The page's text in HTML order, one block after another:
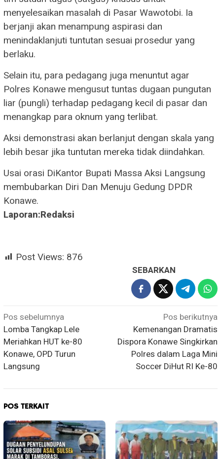
menyelesaikan masalah di Pasar Wawotobi. Ia
berjanji akan menampung aspirasi dan
menindaklanjuti tuntutan sesuai prosedur yang
berlaku.
Selain itu, para pedagang juga menuntut agar
Polres Konawe mengusut tuntas dugaan pungutan
liar (pungli) terhadap pedagang kecil di pasar dan
menangkap para oknum yang terlibat.
Aksi demonstrasi akan berlanjut dengan skala yang
lebih besar jika tuntutan mereka tidak diindahkan.
Usai orasi DiKantor Bupati Massa Aksi Langsung
membubarkan Diri Dan Menuju Gedung DPDR
Konawe.
Laporan:Redaksi
Post Views: 876
SEBARKAN
Navigasi
pos
Pos sebelumnya
Lomba Tangkap Lele
Meriahkan HUT ke-80
Konawe, OPD Turun
Langsung
Pos berikutnya
Kemenangan Dramatis
Dispora Konawe Singkirkan
Polres dalam Laga Mini
Soccer DiHut RI Ke-80
POS TERKAIT